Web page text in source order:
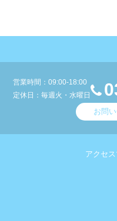
営業時間：09:00-18:00
定休日：毎週火・水曜日
お問
アクセ